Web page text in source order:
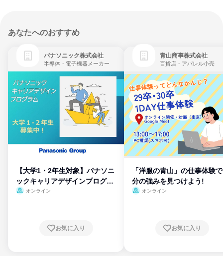
あなたへのおすすめ
パナソニック株式会社
半導体・電子機器メーカー
【大学1・2年生対象】パナソニ
ックキャリアデザインプログラ
ム
オンライン
お気に入り
青山商事株式会社
百貨店・アパレル小売
「洋服の青山」の仕事体験
分の強みを見つけよう!
オンライン
お気に入り